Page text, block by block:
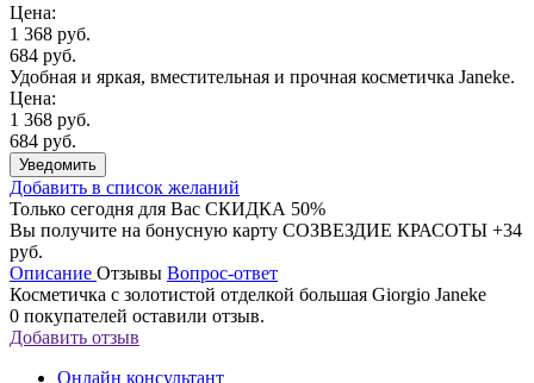
Цена:
1 368 руб.
684 руб.
Удобная и яркая, вместительная и прочная косметичка Janeke.
Цена:
1 368 руб.
684 руб.
Уведомить
Добавить в список желаний
Только сегодня для Вас СКИДКА 50%
Вы получите на бонусную карту СОЗВЕЗДИЕ КРАСОТЫ +34
руб.
Описание Отзывы Вопрос-ответ
Косметичка с золотистой отделкой большая Giorgio Janeke
0 покупателей оставили отзыв.
Добавить отзыв
Онлайн консультант